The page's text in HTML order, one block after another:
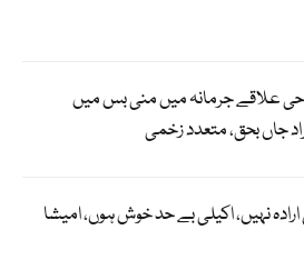
علاقے جرمانہ میں منی بس میں
نہیں، اکیلی بے حد خوش ہوں، امیشا